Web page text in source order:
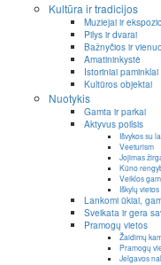
Kultūra ir tradicijos
Muziejai ir
Pilys ir dvarai
Bažnyčios ir
Amatininkystė
Istoriniai
Kultūros objektai
Nuotykis
Gamta ir parkai
Aktyvus poilsis
Išvykos su
Veeturism
Jojimas
Kūno
Veiklos
Iškylų
Lankomi ūkiai,
Sveikata ir gera
Pramogų vietos
Žaidimų
Pramogų
Jelgavos